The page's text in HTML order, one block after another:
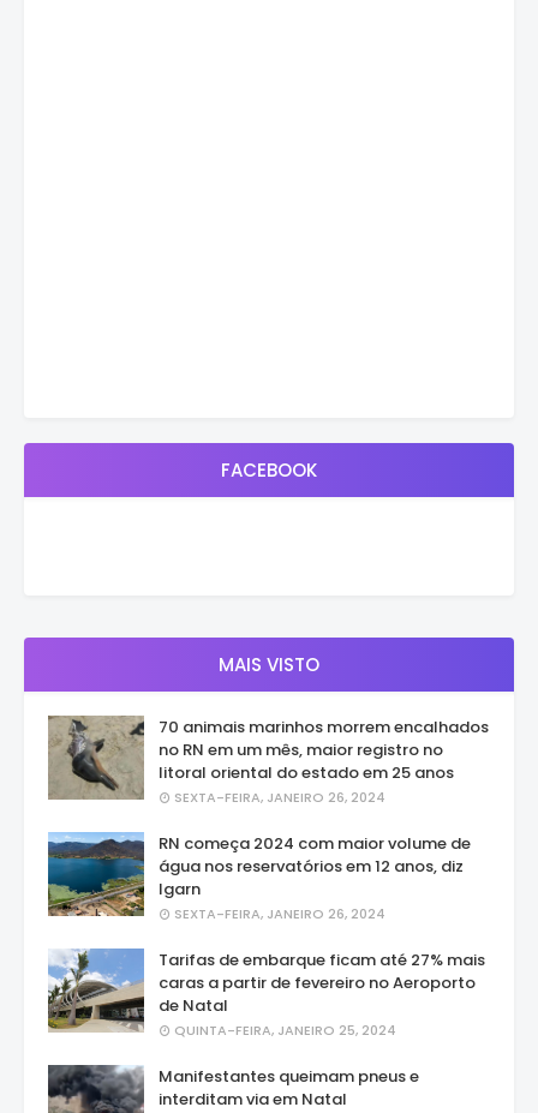
FACEBOOK
MAIS VISTO
70 animais marinhos morrem encalhados
no RN em um mês, maior registro no
litoral oriental do estado em 25 anos
SEXTA-FEIRA, JANEIRO 26, 2024
RN começa 2024 com maior volume de
água nos reservatórios em 12 anos, diz
Igarn
SEXTA-FEIRA, JANEIRO 26, 2024
Tarifas de embarque ficam até 27% mais
caras a partir de fevereiro no Aeroporto
de Natal
QUINTA-FEIRA, JANEIRO 25, 2024
Manifestantes queimam pneus e
interditam via em Natal